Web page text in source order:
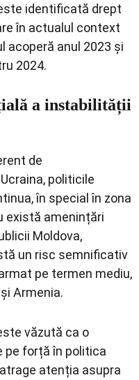
identificată drept
în actualul context
acoperă anul 2023 și
2024.
a instabilității
de
politicile
în special în zona
există amenințări
Moldova,
un risc semnificativ
pe termen mediu,
Armenia.
văzută ca o
pe forță în politica
atenția asupra